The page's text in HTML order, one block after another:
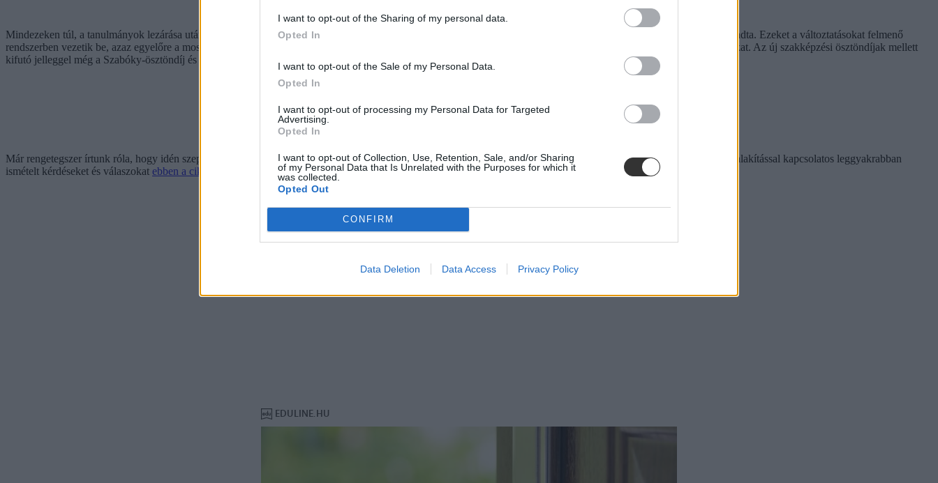
I want to opt-out of the Sharing of my personal data.
Opted In
I want to opt-out of the Sale of my Personal Data.
Opted In
I want to opt-out of processing my Personal Data for Targeted
Advertising.
Opted In
I want to opt-out of Collection, Use, Retention, Sale, and/or Sharing
of my Personal Data that Is Unrelated with the Purposes for which it
was collected.
Opted Out
CONFIRM
Data Deletion Data Access Privacy Policy
Mindezeken túl, a tanulmányok lezárása után a fiatalok megkaphatják az egyszeri pályakezdési juttatást is, ha sikeresen befejezték a képzést és szakmát szereztek - mondta. Ezeket a változtatásokat felmenő
rendszerben vezetik be, azaz egyelőre a most elsős évfolyamra vonatkoznak, de nem maradnak támogatás nélkül azok sem, akik korábban kezdték meg a tanulmányaikat. Az új szakképzési ösztöndíjak mellett
kifutó jelleggel még a Szabóky-ösztöndíj és a szakképzési HÍD-program ösztöndíjasai, 16 696 fiatal, továbbra is kapják a juttatásukat - fűzte hozzá.
Már rengetegszer írtunk róla, hogy idén szeptembertől a szakképzési rendszer teljesen átalakult, és több olyan szabály lépett életbe, amely korábban nem létezett. Az átalakítással kapcsolatos leggyakrabban
ismételt kérdéseket és válaszokat ebben a cikkben összegeztük.